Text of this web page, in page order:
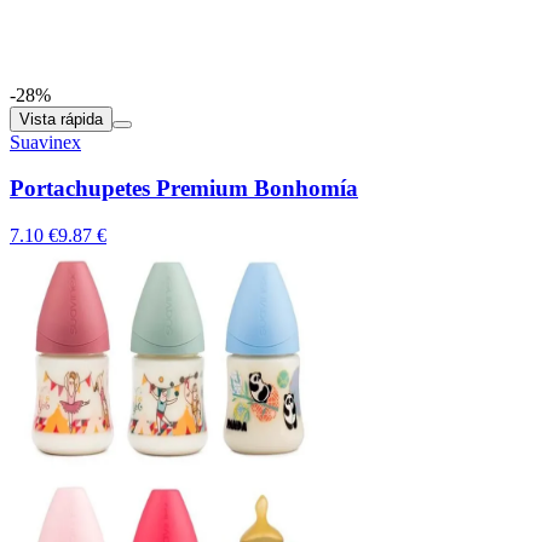
-28%
Vista rápida
Suavinex
Portachupetes Premium Bonhomía
7.10 €9.87 €